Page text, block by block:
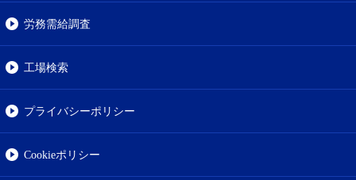
労務需給調査
工場検索
プライバシーポリシー
Cookieポリシー